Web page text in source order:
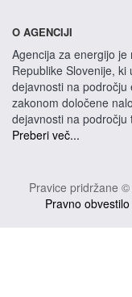
O AGENCIJI
Agencija za energijo
Republike Slovenije,
dejavnosti na
zakonom določene
dejavnosti na področju
Preberi več...
Pravice pridržane
Pravno obvestilo